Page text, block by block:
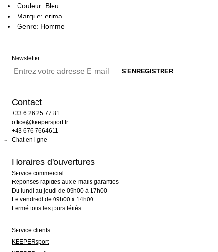
Couleur: Bleu
Marque: erima
Genre: Homme
Newsletter
Contact
+33 6 26 25 77 81
office@keepersport.fr
+43 676 7664611
Chat en ligne
Horaires d'ouvertures
Service commercial :
Réponses rapides aux e-mails garanties
Du lundi au jeudi de 09h00 à 17h00
Le vendredi de 09h00 à 14h00
Fermé tous les jours fériés
Service clients
KEEPERsport